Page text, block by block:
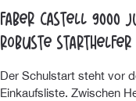
Faber Castell 9000
robuste
Der Schulstart steht vor
Einkaufsliste. Zwischen